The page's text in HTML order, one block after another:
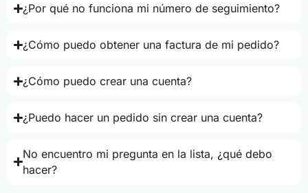
¿Por qué no funciona mi número de seguimiento?
¿Cómo puedo obtener una factura de mi pedido?
¿Cómo puedo crear una cuenta?
¿Puedo hacer un pedido sin crear una cuenta?
No encuentro mi pregunta en la lista, ¿qué debo
hacer?